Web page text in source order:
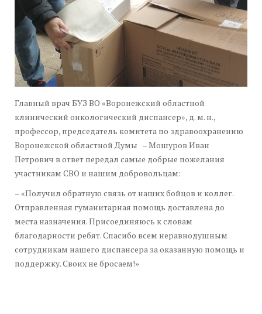
Главный врач БУЗ ВО «Воронежский областной
клинический онкологический диспансер», д. м. н.,
профессор, председатель комитета по здравоохранению
Воронежской областной Думы – Мошуров Иван
Петрович в ответ передал самые добрые пожелания
участникам СВО и нашим добровольцам:
– «Получил обратную связь от наших бойцов и коллег.
Отправленная гуманитарная помощь доставлена до
места назначения. Присоединяюсь к словам
благодарности ребят. Спасибо всем неравнодушным
сотрудникам нашего диспансера за оказанную помощь и
поддержку. Своих не бросаем!»